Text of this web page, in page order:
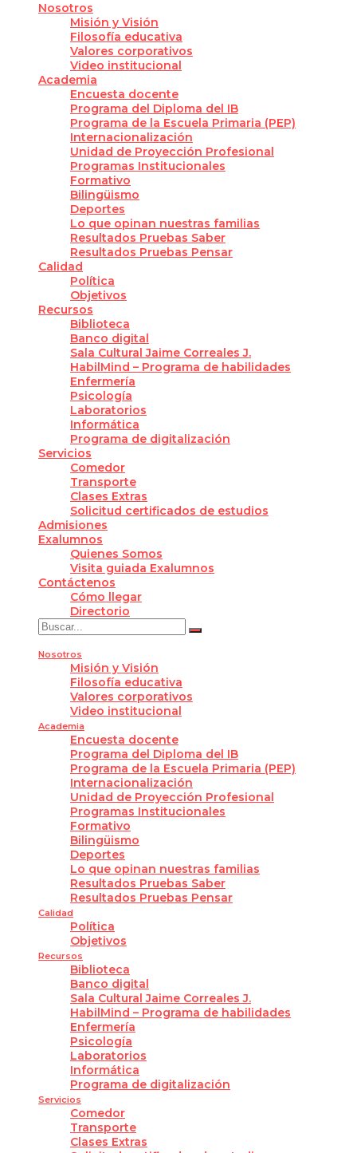
Nosotros
Misión y Visión
Filosofía educativa
Valores corporativos
Video institucional
Academia
Encuesta docente
Programa del Diploma del IB
Programa de la Escuela Primaria (PEP)
Internacionalización
Unidad de Proyección Profesional
Programas Institucionales
Formativo
Bilingüismo
Deportes
Lo que opinan nuestras familias
Resultados Pruebas Saber
Resultados Pruebas Pensar
Calidad
Política
Objetivos
Recursos
Biblioteca
Banco digital
Sala Cultural Jaime Correales J.
HabilMind – Programa de habilidades
Enfermería
Psicología
Laboratorios
Informática
Programa de digitalización
Servicios
Comedor
Transporte
Clases Extras
Solicitud certificados de estudios
Admisiones
Exalumnos
Quienes Somos
Visita guiada Exalumnos
Contáctenos
Cómo llegar
Directorio
Nosotros
Misión y Visión
Filosofía educativa
Valores corporativos
Video institucional
Academia
Encuesta docente
Programa del Diploma del IB
Programa de la Escuela Primaria (PEP)
Internacionalización
Unidad de Proyección Profesional
Programas Institucionales
Formativo
Bilingüismo
Deportes
Lo que opinan nuestras familias
Resultados Pruebas Saber
Resultados Pruebas Pensar
Calidad
Política
Objetivos
Recursos
Biblioteca
Banco digital
Sala Cultural Jaime Correales J.
HabilMind – Programa de habilidades
Enfermería
Psicología
Laboratorios
Informática
Programa de digitalización
Servicios
Comedor
Transporte
Clases Extras